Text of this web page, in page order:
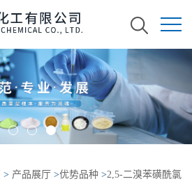
> 产品展厅 >优势品种 >2,5-二溴苯磺酰氯